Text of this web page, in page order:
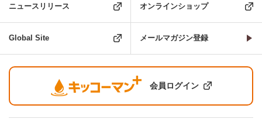
ニュースリリース オンラインショップ
Global Site メールマガジン登録
会員ログイン